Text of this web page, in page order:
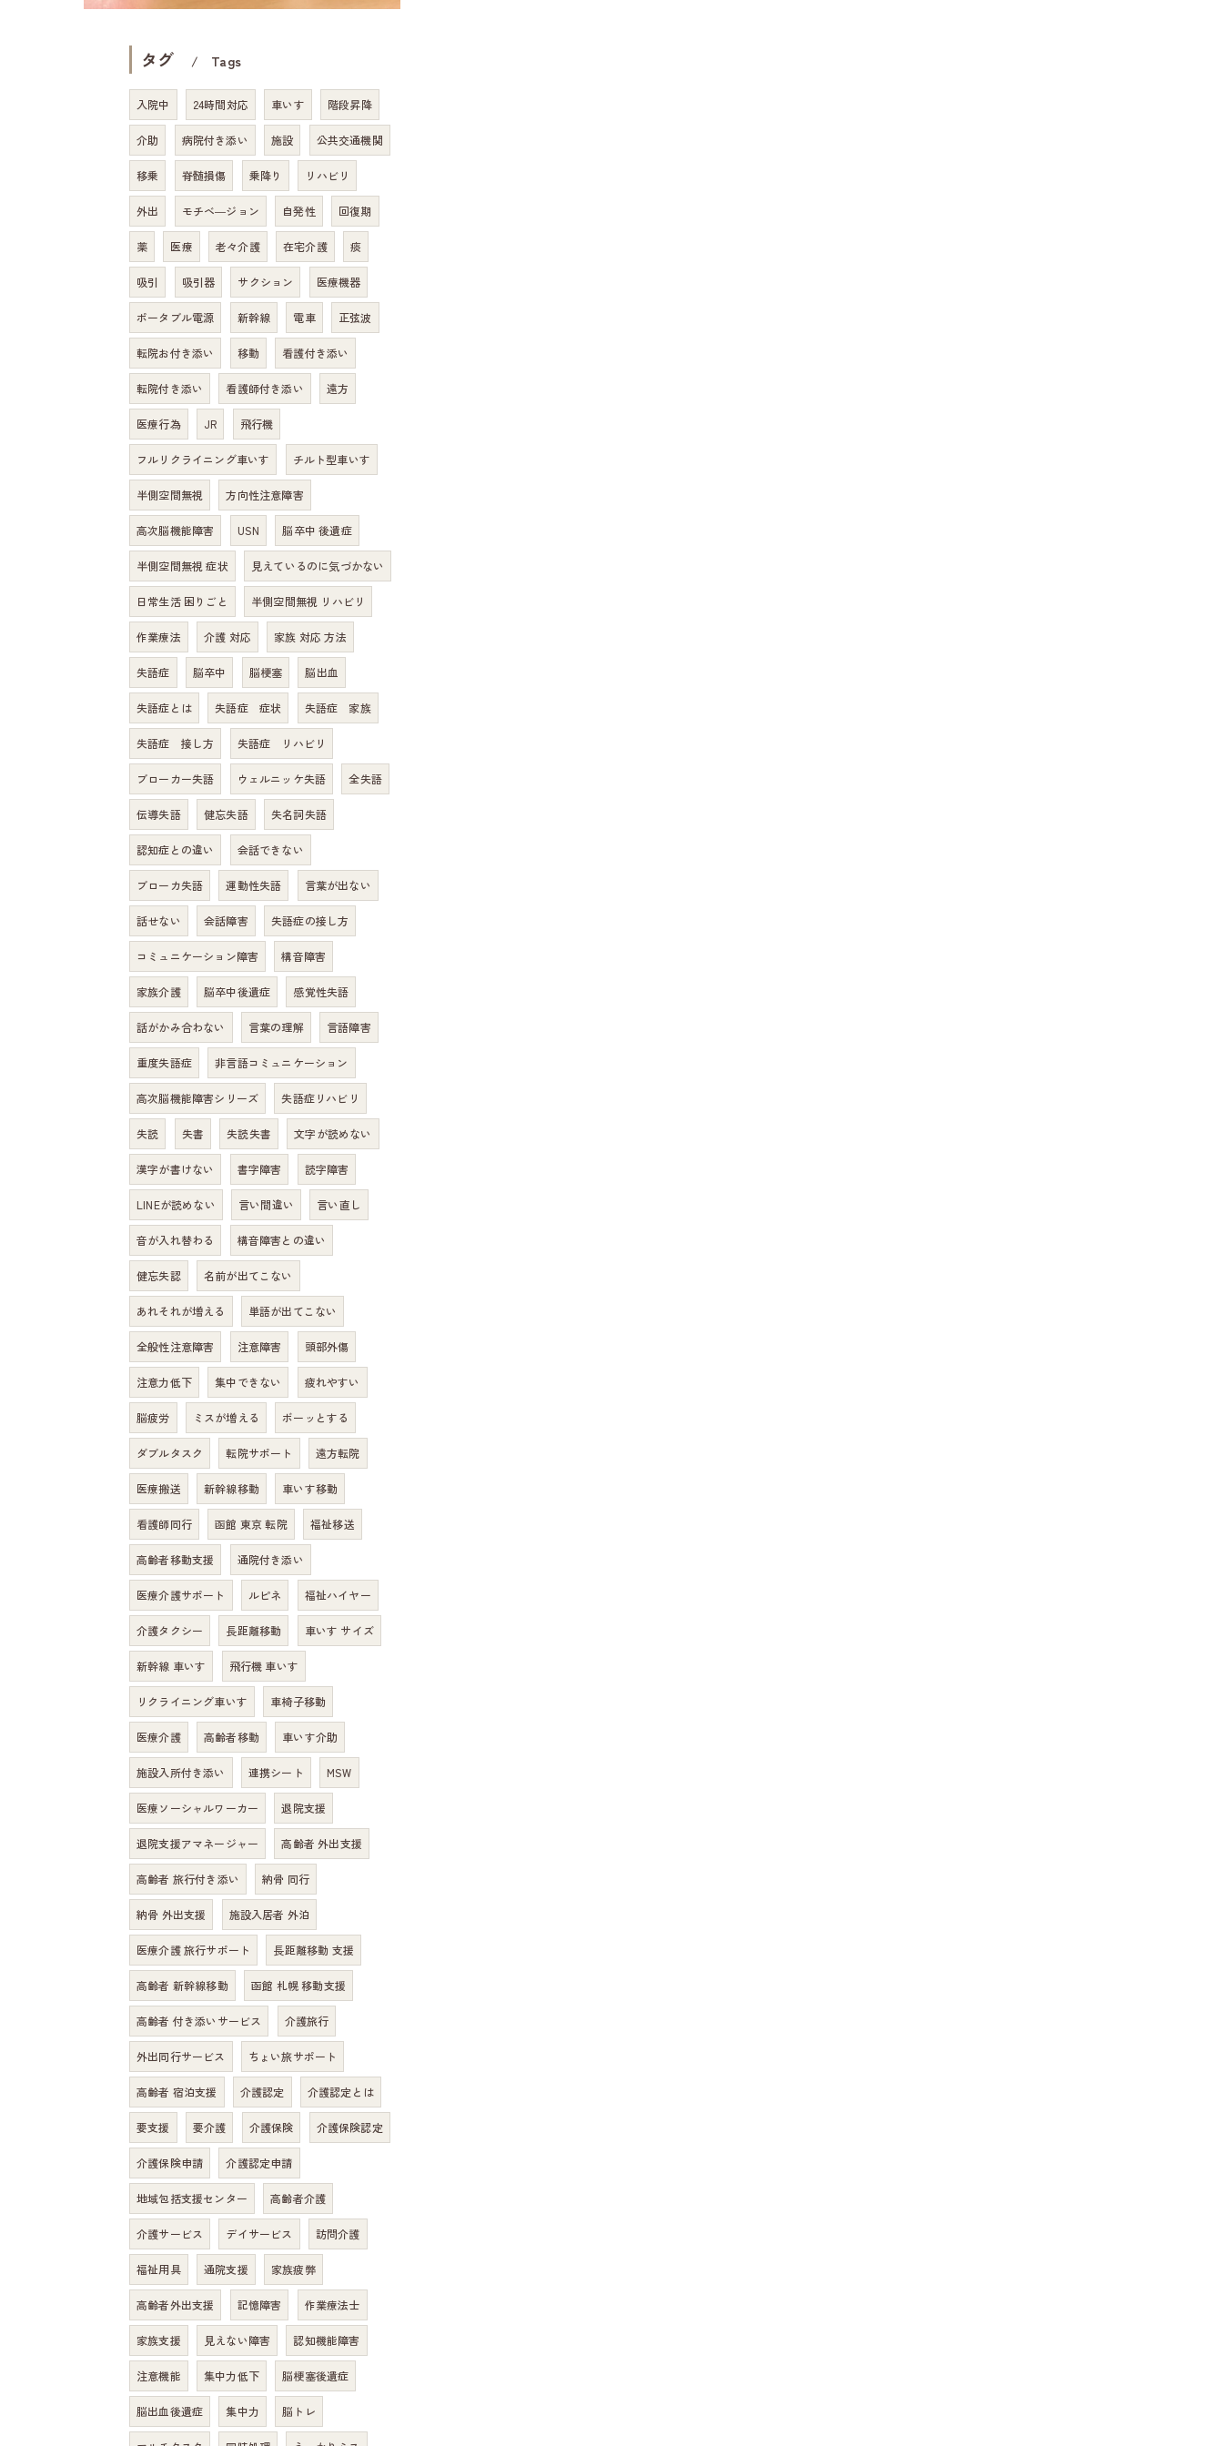
タグ Tags
入院中 24時間対応 車いす 階段昇降
介助 病院付き添い 施設 公共交通機関
移乗 脊髄損傷 乗降り リハビリ
外出 モチベ―ジョン 自発性 回復期
薬 医療 老々介護 在宅介護 痰
吸引 吸引器 サクション 医療機器
ポータブル電源 新幹線 電車 正弦波
転院お付き添い 移動 看護付き添い
転院付き添い 看護師付き添い 遠方
医療行為 JR 飛行機
フルリクライニング車いす チルト型車いす
半側空間無視 方向性注意障害
高次脳機能障害 USN 脳卒中 後遺症
半側空間無視 症状 見えているのに気づかない
日常生活 困りごと 半側空間無視 リハビリ
作業療法 介護 対応 家族 対応 方法
失語症 脳卒中 脳梗塞 脳出血
失語症とは 失語症 症状 失語症 家族
失語症 接し方 失語症 リハビリ
ブローカー失語 ウェルニッケ失語 全失語
伝導失語 健忘失語 失名詞失語
認知症との違い 会話できない
ブローカ失語 運動性失語 言葉が出ない
話せない 会話障害 失語症の接し方
コミュニケーション障害 構音障害
家族介護 脳卒中後遺症 感覚性失語
話がかみ合わない 言葉の理解 言語障害
重度失語症 非言語コミュニケーション
高次脳機能障害シリーズ 失語症リハビリ
失読 失書 失読失書 文字が読めない
漢字が書けない 書字障害 読字障害
LINEが読めない 言い間違い 言い直し
音が入れ替わる 構音障害との違い
健忘失認 名前が出てこない
あれそれが増える 単語が出てこない
全般性注意障害 注意障害 頭部外傷
注意力低下 集中できない 疲れやすい
脳疲労 ミスが増える ボーッとする
ダブルタスク 転院サポート 遠方転院
医療搬送 新幹線移動 車いす移動
看護師同行 函館 東京 転院 福祉移送
高齢者移動支援 通院付き添い
医療介護サポート ルピネ 福祉ハイヤー
介護タクシー 長距離移動 車いす サイズ
新幹線 車いす 飛行機 車いす
リクライニング車いす 車椅子移動
医療介護 高齢者移動 車いす介助
施設入所付き添い 連携シート MSW
医療ソーシャルワーカー 退院支援
退院支援アマネージャー 高齢者 外出支援
高齢者 旅行付き添い 納骨 同行
納骨 外出支援 施設入居者 外泊
医療介護 旅行サポート 長距離移動 支援
高齢者 新幹線移動 函館 札幌 移動支援
高齢者 付き添いサービス 介護旅行
外出同行サービス ちょい旅サポート
高齢者 宿泊支援 介護認定 介護認定とは
要支援 要介護 介護保険 介護保険認定
介護保険申請 介護認定申請
地域包括支援センター 高齢者介護
介護サービス デイサービス 訪問介護
福祉用具 通院支援 家族疲弊
高齢者外出支援 記憶障害 作業療法士
家族支援 見えない障害 認知機能障害
注意機能 集中力低下 脳梗塞後遺症
脳出血後遺症 集中力 脳トレ